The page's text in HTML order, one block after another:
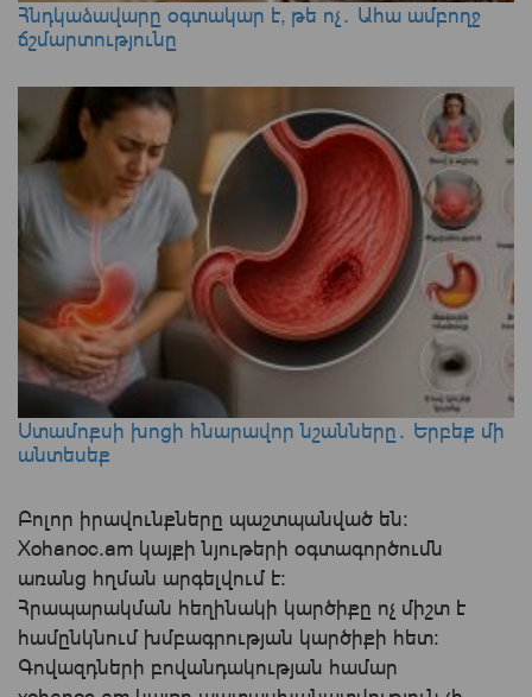
Հնդկաձավարը օգտակար է, թե ոչ․ Ահա ամբողջ
ճշմարտությունը
Ստամոքսի խոցի հնարավոր նշանները․ Երբեք մի
անտեսեք
Բոլոր իրավունքները պաշտպանված են:
Xohanoc.am կայքի նյութերի օգտագործումն
առանց հղման արգելվում է:
Հրապարակման հեղինակի կարծիքը ոչ միշտ է
համընկնում խմբագրության կարծիքի հետ:
Գովազդների բովանդակության համար